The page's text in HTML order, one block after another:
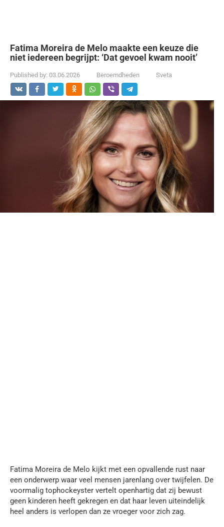
Fatima Moreira de Melo maakte een keuze die
niet iedereen begrijpt: ‘Dat gevoel kwam nooit’
Published by: 03.06.2026 Beroemdheden Sveta
Fatima Moreira de Melo kijkt met een opvallende rust naar
een onderwerp waar veel mensen jarenlang over twijfelen. De
voormalig tophockeyster vertelt openhartig dat zij bewust
geen kinderen heeft gekregen en dat haar leven uiteindelijk
heel anders is verlopen dan ze vroeger voor zich zag.